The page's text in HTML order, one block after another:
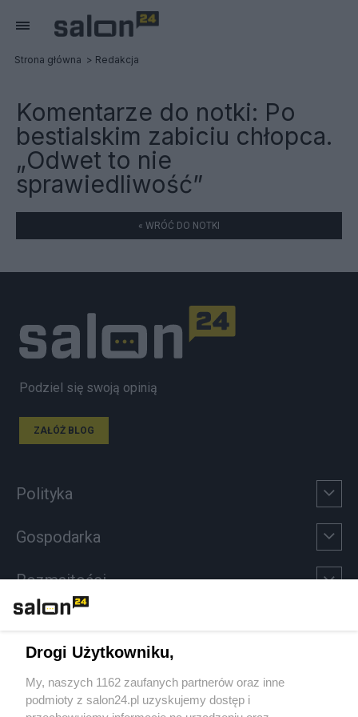
Strona główna Redakcja
Komentarze do notki: Po
bestialskim zabiciu chłopca.
„Odwet to nie
sprawiedliwość”
« WRÓĆ DO NOTKI
Podziel się swoją opinią
ZAŁÓŻ BLOG
Polityka
Gospodarka
Rozmaitości
Sport
Społeczeństwo
Drogi Użytkowniku,
My, naszych 1162 zaufanych partnerów oraz inne
podmioty z salon24.pl uzyskujemy dostęp i